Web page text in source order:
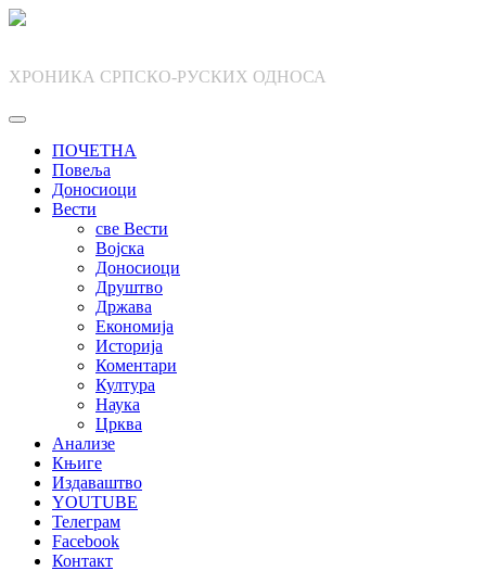
Skip
ХРОНИКА СРПСКО-РУСКИХ ОДНОСА
ПОЧЕТНА
Повеља
Доносиоци
Вести
све Вести
Војска
Доносиоци
Друштво
Држава
Економија
Историја
Коментари
Култура
Наука
Црква
Анализе
Књиге
Издаваштво
YOUTUBE
Телеграм
Facebook
Контакт